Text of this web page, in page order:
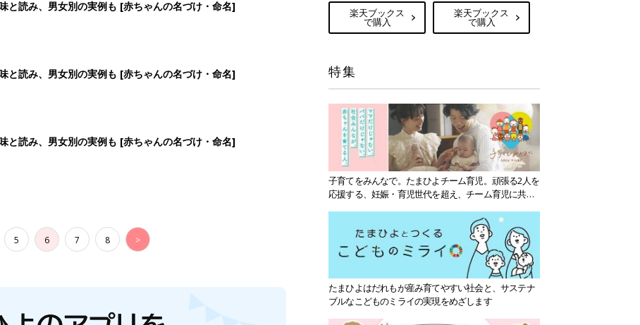
5 6 7 8 > 楽天ブックス
で購入
楽天ブックス
で購入
特集
子育てをみんなで。たまひよチーム育児。頑張る2人を
応援する、妊娠・育児世代を超え、チーム育児に共感
たまひよはだれもが産み育てやすい社会と、サステナ
ブルなこどものミライの実現をめざします